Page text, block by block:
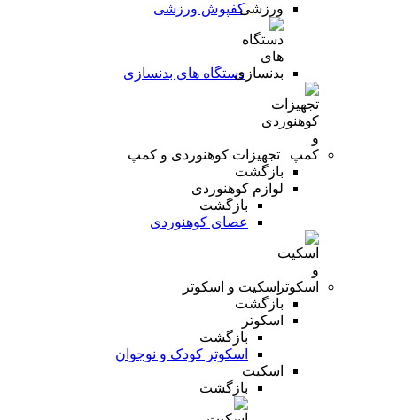
کفپوش ورزشی
دستگاه های بدنسازی
تجهیزات کوهنوردی و کمپ
بازگشت
لوازم کوهنوردی
بازگشت
عصای کوهنوردی
اسکیت و اسکوتر
بازگشت
اسکوتر
بازگشت
اسکوتر کودک و نوجوان
اسکیت
بازگشت